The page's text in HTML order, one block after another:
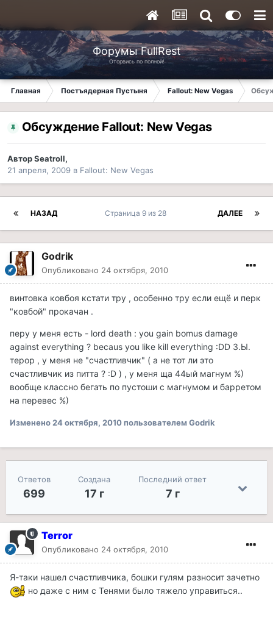
Форумы FullRest
Оторвись по полной!
Главная Постъядерная Пустыня Fallout: New Vegas
Обсуждение Fallout: New Vegas
АвторSeatroll,
21 апреля, 2009 в Fallout: New Vegas
НАЗАД ДАЛЕЕ
Страница 9 из 28
Godrik
Опубликовано 24 октября, 2010
винтовка ковбоя кстати тру , особенно тру если ещё и перк
"ковбой" прокачан .
перу у меня есть - lord death : you gain bomus damage
against everything ? becaus you like kill everything :DD З.Ы.
терор , у меня не "счастливчик" ( а не тот ли это
счастливчик из питта ? :D ) , у меня ща 44ый магнум %)
вообще классно бегать по пустоши с магнумом и барретом
на перевес %)
Изменено24 октября, 2010пользователем Godrik
Ответов
699
Создана
17 г
Последний ответ
7 г
Terror
Опубликовано 24 октября, 2010
Я-таки нашел счастливчика, бошки гулям разносит зачетно
но даже с ним с Тенями было тяжело управиться..